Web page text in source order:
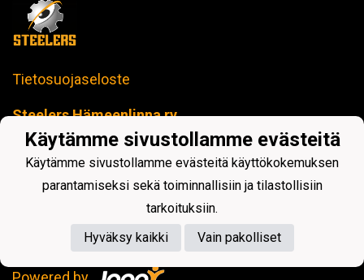
Tietosuojaseloste
Steelers Hämeenlinna ry
toimisto@steelers-salibandy.fi
Loimua Areena
Härkätie 17 B, 13600 Hämeenlinna
Y-tunnus: 2414280-4
Käytämme sivustollamme evästeitä
Käytämme sivustollamme evästeitä käyttökokemuksen
parantamiseksi sekä toiminnallisiin ja tilastollisiin
tarkoituksiin.
Hyväksy kaikki
Vain pakolliset